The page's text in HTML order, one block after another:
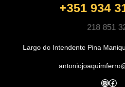
+351 934
218 851
Largo do Intendente Pina
InstagramFacebook